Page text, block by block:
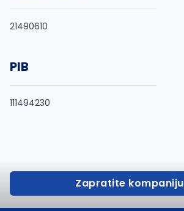
21490610
PIB
111494230
Zapratite kompaniju